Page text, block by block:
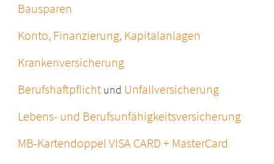
Bausparen
Konto, Finanzierung, Kapitalanlagen
Krankenversicherung
Berufshaftpflicht und Unfallversicherung
Lebens- und Berufsunfähigkeitsversicherung
MB-Kartendoppel VISA CARD + MasterCard